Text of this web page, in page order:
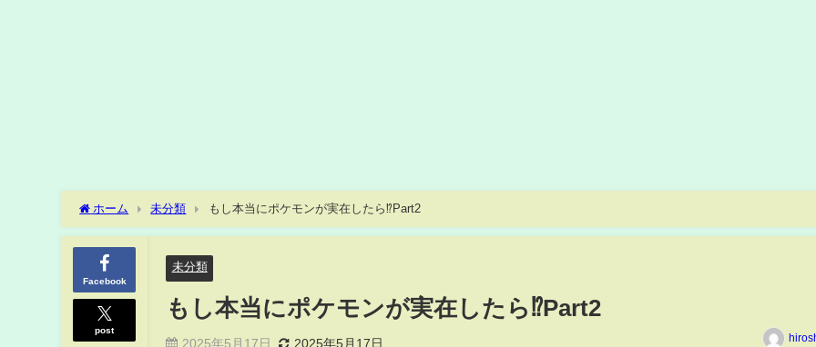
ホーム 未分類 もし本当にポケモンが実在したら⁉Part2
Facebook
post
未分類
もし本当にポケモンが実在したら⁉Part2
2025年5月17日 2025年5月17日